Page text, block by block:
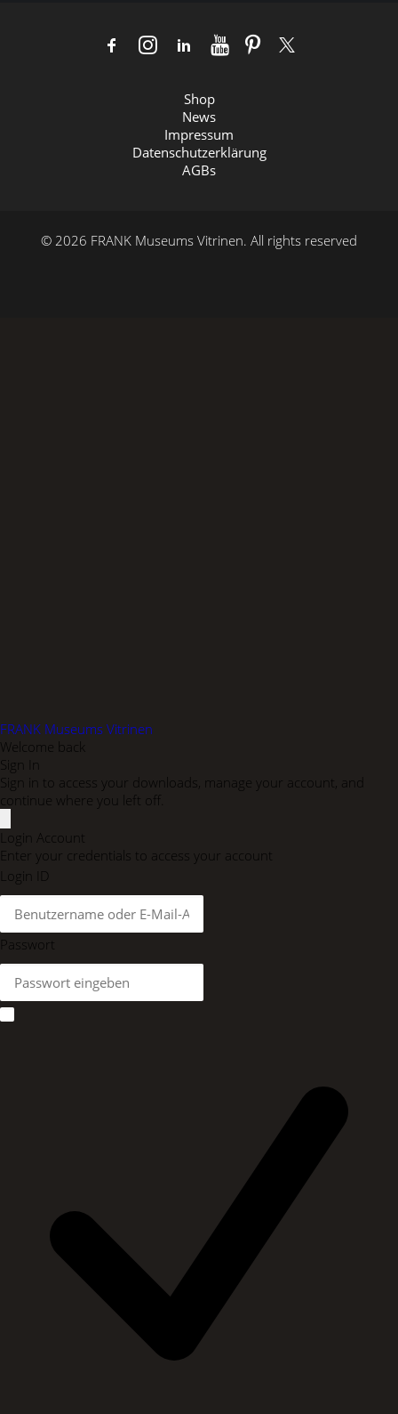
Shop
News
Impressum
Datenschutzerklärung
AGBs
© 2026 FRANK Museums Vitrinen. All rights reserved
FRANK Museums Vitrinen
Welcome back
Sign In
Sign in to access your downloads, manage your account, and
continue where you left off.
Login Account
Enter your credentials to access your account
Login ID
Passwort